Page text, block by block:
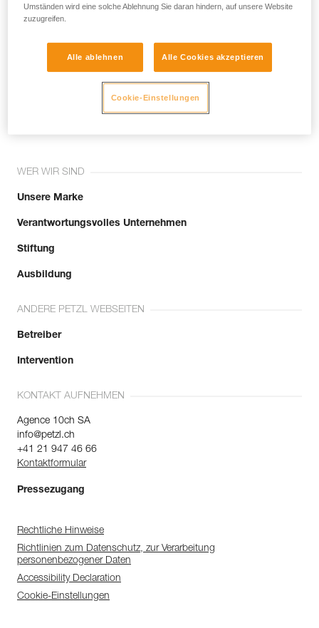
beschrieben werden.
Tritt der Community bei!
WER WIR SIND
Unsere Marke
Verantwortungsvolles Unternehmen
Stiftung
Ausbildung
ANDERE PETZL WEBSEITEN
Betreiber
Intervention
KONTAKT AUFNEHMEN
Agence 10ch SA
info@petzl.ch
+41 21 947 46 66
Kontaktformular
Pressezugang
Rechtliche Hinweise
Richtlinien zum Datenschutz, zur Verarbeitung
personenbezogener Daten
Accessibility Declaration
Cookie-Einstellungen
Umständen wird eine solche Ablehnung Sie daran hindern, auf unsere Website
zuzugreifen.
Alle ablehnen Alle Cookies akzeptieren
Cookie-Einstellungen